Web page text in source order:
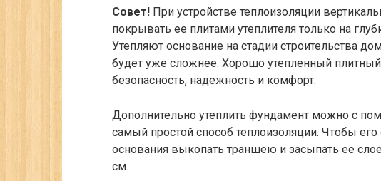
Совет! При устройстве теплоизоляции
покрывать ее плитами утеплителя только на
Утепляют основание на стадии строительства
будет уже сложнее. Хорошо утепленный
безопасность, надежность и комфорт.
Дополнительно утеплить фундамент можно с
самый простой способ теплоизоляции. Чтобы
основания выкопать траншею и засыпать ее
см.